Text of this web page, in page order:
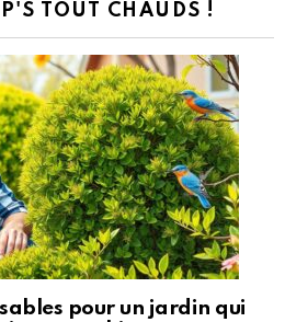
TOUT CHAUDS !
pour un jardin qui